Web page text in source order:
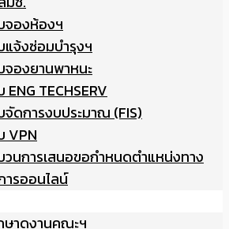
จองห้องฯ
แจ้งซ่อมบำรุงฯ
จองยานพาหนะ
ENG TECHSERV
จัดการงบประมาณ (FIS)
VPN
วนการเสนอขอกำหนดตำแหน่งทาง
ารออนไลน์
ษาดูงานคณะฯ